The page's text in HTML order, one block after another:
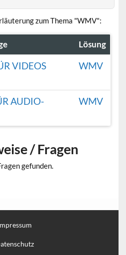
zum Thema "WMV":
Lösung
VIDEOS
WMV
AUDIO-
WMV
/ Fragen
gefunden.